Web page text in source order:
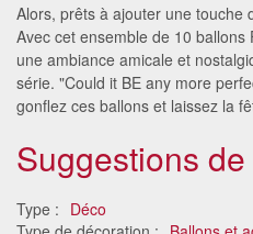
Alors, prêts à ajouter une touche
Avec cet ensemble de 10
une ambiance amicale et
série. "Could it BE any more
gonflez ces ballons et laissez la
Suggestions
Type : Déco